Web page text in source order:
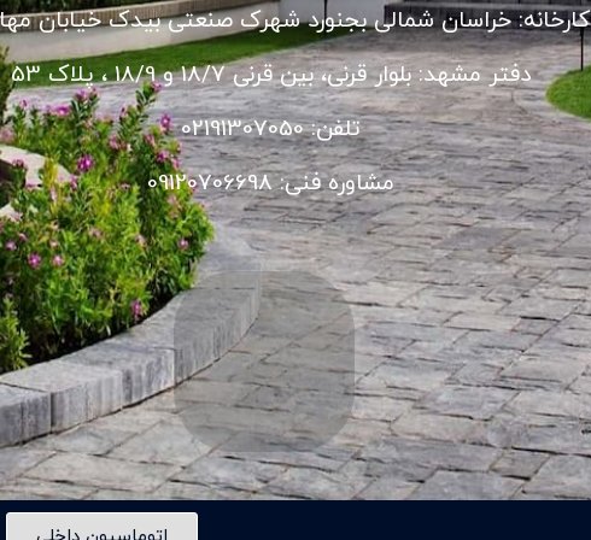
کارخانه: خراسان شمالی بجنورد شهرک صنعتی بیدک خیابان
دفتر مشهد: بلوار قرنی، بین قرنی 18/7 و 18/9 ، پلاک 53
تلفن: 02191307050
مشاوره فنی: 09120706698